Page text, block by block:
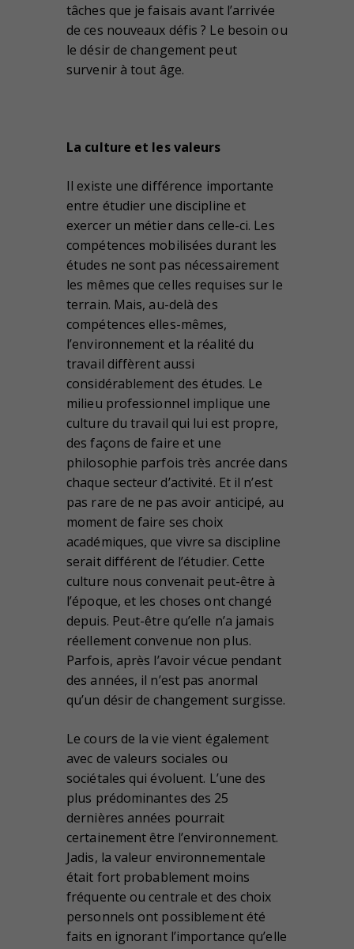
tâches que je faisais avant l’arrivée
de ces nouveaux défis ? Le besoin ou
le désir de changement peut
survenir à tout âge.
La culture et les valeurs
Il existe une différence importante
entre étudier une discipline et
exercer un métier dans celle-ci. Les
compétences mobilisées durant les
études ne sont pas nécessairement
les mêmes que celles requises sur le
terrain. Mais, au-delà des
compétences elles-mêmes,
l’environnement et la réalité du
travail diffèrent aussi
considérablement des études. Le
milieu professionnel implique une
culture du travail qui lui est propre,
des façons de faire et une
philosophie parfois très ancrée dans
chaque secteur d’activité. Et il n’est
pas rare de ne pas avoir anticipé, au
moment de faire ses choix
académiques, que vivre sa discipline
serait différent de l’étudier. Cette
culture nous convenait peut-être à
l’époque, et les choses ont changé
depuis. Peut-être qu’elle n’a jamais
réellement convenue non plus.
Parfois, après l’avoir vécue pendant
des années, il n’est pas anormal
qu’un désir de changement surgisse.
Le cours de la vie vient également
avec de valeurs sociales ou
sociétales qui évoluent. L’une des
plus prédominantes des 25
dernières années pourrait
certainement être l’environnement.
Jadis, la valeur environnementale
était fort probablement moins
fréquente ou centrale et des choix
personnels ont possiblement été
faits en ignorant l’importance qu’elle